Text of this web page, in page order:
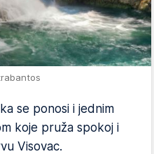
se ponosi i jednim
koje pruža spokoj i
Visovac.